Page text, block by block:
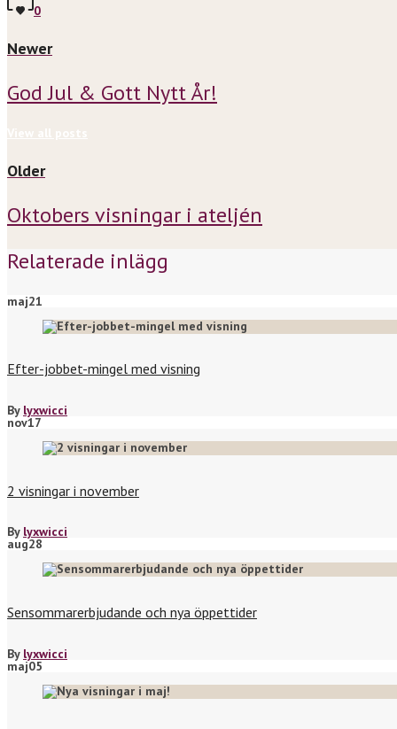
0
Newer
God Jul & Gott Nytt År!
Older
Oktobers visningar i ateljén
Relaterade inlägg
maj21
Efter-jobbet-mingel med visning
By lyxwicci
nov17
2 visningar i november
By lyxwicci
aug28
Sensommarerbjudande och nya öppettider
By lyxwicci
maj05